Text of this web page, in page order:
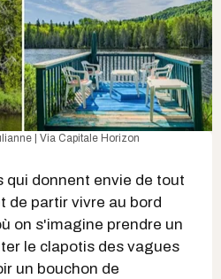
| Via Capitale Horizon
qui donnent envie de tout
de partir vivre au bord
on s'imagine prendre un
le clapotis des vagues
un bouchon de